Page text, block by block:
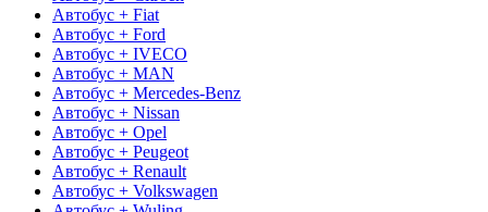
Автобус + Fiat
Автобус + Ford
Автобус + IVECO
Автобус + MAN
Автобус + Mercedes-Benz
Автобус + Nissan
Автобус + Opel
Автобус + Peugeot
Автобус + Renault
Автобус + Volkswagen